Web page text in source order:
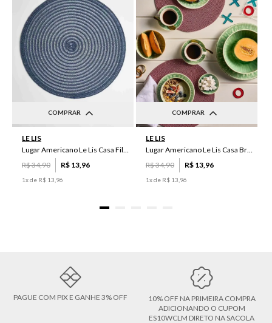
COMPRAR
LE LIS
Lugar Americano Le Lis Casa Filipa
R$34,90 R$ 13 96
1x de R$ 13 96
COMPRAR
LE LIS
Lugar Americano Le Lis Casa Brenda
R$34,90 R$ 13 96
1x de R$ 13 96
PAGUE COM PIX E GANHE 3% OFF
10% OFF NA PRIMEIRA COMPRA
ADICIONANDO O CUPOM
ES10WCLM DIRETO NA SACOLA